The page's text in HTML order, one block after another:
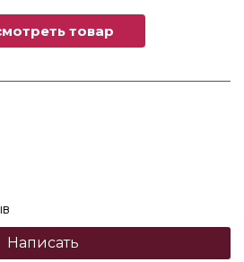
товар
Написать